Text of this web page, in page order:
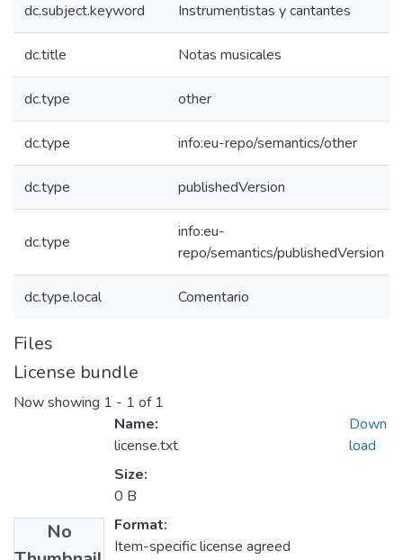
dc.subject.keyword Instrumentistas y cantantes
dc.title Notas musicales
dc.type other
dc.type info:eu-repo/semantics/other
dc.type publishedVersion
dc.type
info:eu-
repo/semantics/publishedVersion
dc.type.local Comentario
Files
License bundle
Now showing 1 - 1 of 1
No
Name:
license.txt
Size:
0 B
Format:
Item-specific license agreed
Down
load